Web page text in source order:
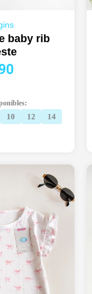
baby rib
es:
S/19.90.
10 12 14